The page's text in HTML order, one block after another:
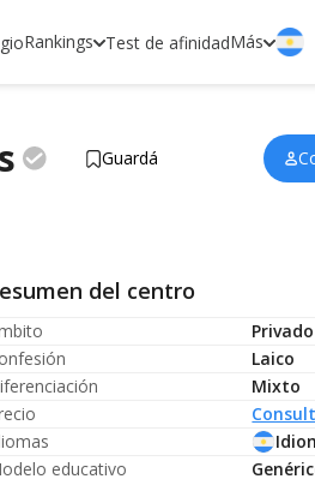
Rankings Test de afinidadMás
Guardá
del centro
Privado
Laico
Mixto
educativo